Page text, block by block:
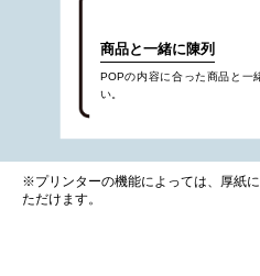
商品と一緒に陳列
POPの内容に合った商品と一
い。
※プリンターの機能によっては、厚紙
ただけます。